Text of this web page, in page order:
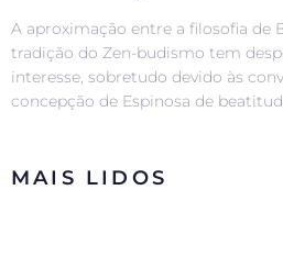
A aproximação entre a filosofia de
tradição do Zen-budismo tem
interesse, sobretudo devido às
concepção de Espinosa de
MAIS LIDOS